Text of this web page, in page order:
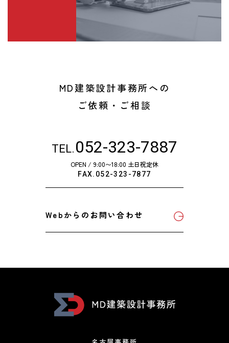
MD建築設計事務所への
ご依頼・ご相談
TEL. 052-323-7887
OPEN / 9:00〜18:00 土日祝定休
FAX.052-323-7877
Webからのお問い合わせ